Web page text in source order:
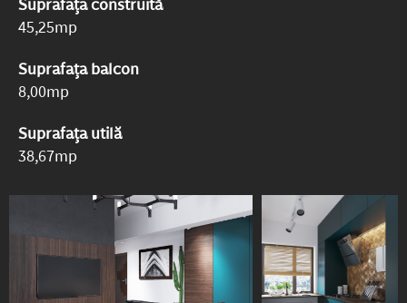
Suprafața construită
45,25mp
Suprafața balcon
8,00mp
Suprafața utilă
38,67mp